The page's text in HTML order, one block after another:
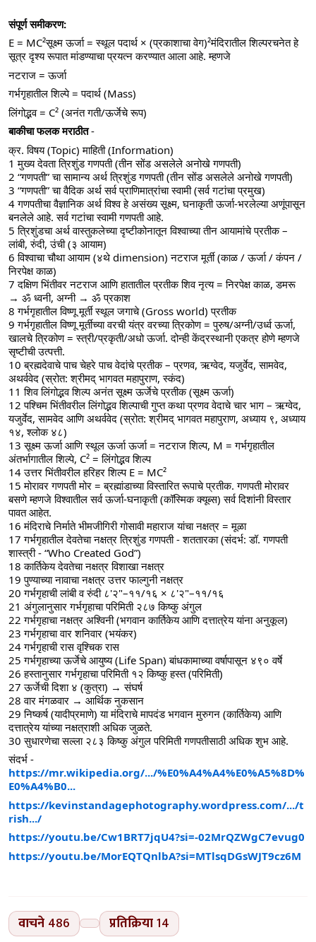
संपूर्ण समीकरण:
E = MC²सूक्ष्म ऊर्जा = स्थूल पदार्थ × (प्रकाशाचा वेग)²मंदिरातील शिल्परचनेत हे
सूत्र दृश्य रूपात मांडण्याचा प्रयत्न करण्यात आला आहे. म्हणजे
नटराज = ऊर्जा
गर्भगृहातील शिल्पे = पदार्थ (Mass)
लिंगोद्भव = C² (अनंत गती/ऊर्जेचे रूप)
बाकीचा फलक मराठीत -
क्र. विषय (Topic) माहिती (Information)
1 मुख्य देवता त्रिशुंड गणपती (तीन सोंड असलेले अनोखे गणपती)
2 “गणपती” चा सामान्य अर्थ त्रिशुंड गणपती (तीन सोंड असलेले अनोखे गणपती)
3 “गणपती” चा वैदिक अर्थ सर्व प्राणिमात्रांचा स्वामी (सर्व गटांचा प्रमुख)
4 गणपतीचा वैज्ञानिक अर्थ विश्व हे असंख्य सूक्ष्म, घनाकृती ऊर्जा-भरलेल्या अणूंपासून
बनलेले आहे. सर्व गटांचा स्वामी गणपती आहे.
5 त्रिशुंडचा अर्थ वास्तुकलेच्या दृष्टीकोनातून विश्वाच्या तीन आयामांचे प्रतीक –
लांबी, रुंदी, उंची (३ आयाम)
6 विश्वाचा चौथा आयाम (४थे dimension) नटराज मूर्ती (काळ / ऊर्जा / कंपन /
निरपेक्ष काळ)
7 दक्षिण भिंतीवर नटराज आणि हातातील प्रतीक शिव नृत्य = निरपेक्ष काळ, डमरू
→ ॐ ध्वनी, अग्नी → ॐ प्रकाश
8 गर्भगृहातील विष्णू मूर्ती स्थूल जगाचे (Gross world) प्रतीक
9 गर्भगृहातील विष्णू मूर्तीच्या वरची यंत्र वरच्या त्रिकोण = पुरुष/अग्नी/उर्ध्व ऊर्जा,
खालचे त्रिकोण = स्त्री/प्रकृती/अधो ऊर्जा. दोन्ही केंद्रस्थानी एकत्र होणे म्हणजे
सृष्टीची उत्पत्ती.
10 ब्रह्मदेवाचे पाच चेहरे पाच वेदांचे प्रतीक – प्रणव, ऋग्वेद, यजुर्वेद, सामवेद,
अथर्ववेद (स्रोत: श्रीमद् भागवत महापुराण, स्कंद)
11 शिव लिंगोद्भव शिल्प अनंत सूक्ष्म ऊर्जेचे प्रतीक (सूक्ष्म ऊर्जा)
12 पश्चिम भिंतीवरील लिंगोद्भव शिल्पाची गुप्त कथा प्रणव वेदाचे चार भाग – ऋग्वेद,
यजुर्वेद, सामवेद आणि अथर्ववेद (स्रोत: श्रीमद् भागवत महापुराण, अध्याय ९, अध्याय
१४, श्लोक ४८)
13 सूक्ष्म ऊर्जा आणि स्थूल ऊर्जा ऊर्जा = नटराज शिल्प, M = गर्भगृहातील
अंतर्भागातील शिल्पे, C² = लिंगोद्भव शिल्प
14 उत्तर भिंतीवरील हरिहर शिल्प E = MC²
15 मोरावर गणपती मोर = ब्रह्मांडाच्या विस्तारित रूपाचे प्रतीक. गणपती मोरावर
बसणे म्हणजे विश्वातील सर्व ऊर्जा-घनाकृती (कॉस्मिक क्यूब्स) सर्व दिशांनी विस्तार
पावत आहेत.
16 मंदिराचे निर्माते भीमजीगिरी गोसावी महाराज यांचा नक्षत्र = मूळा
17 गर्भगृहातील देवतेचा नक्षत्र त्रिशुंड गणपती - शततारका (संदर्भ: डॉ. गणपती
शास्त्री - “Who Created God”)
18 कार्तिकेय देवतेचा नक्षत्र विशाखा नक्षत्र
19 पुण्याच्या नावाचा नक्षत्र उत्तर फाल्गुनी नक्षत्र
20 गर्भगृहाची लांबी व रुंदी ८'२"–११/१६ × ८'२"–११/१६
21 अंगुलानुसार गर्भगृहाचा परिमिती २८७ किष्कु अंगुल
22 गर्भगृहाचा नक्षत्र अश्विनी (भगवान कार्तिकेय आणि दत्तात्रेय यांना अनुकूल)
23 गर्भगृहाचा वार शनिवार (भयंकर)
24 गर्भगृहाची रास वृश्चिक रास
25 गर्भगृहाच्या ऊर्जेचे आयुष्य (Life Span) बांधकामाच्या वर्षापासून ४९० वर्षे
26 हस्तानुसार गर्भगृहाचा परिमिती १२ किष्कु हस्त (परिमिती)
27 ऊर्जेची दिशा ४ (कुत्रा) → संघर्ष
28 वार मंगळवार → आर्थिक नुकसान
29 निष्कर्ष (यादीप्रमाणे) या मंदिराचे मापदंड भगवान मुरुगन (कार्तिकेय) आणि
दत्तात्रेय यांच्या नक्षत्राशी अधिक जुळते.
30 सुधारणेचा सल्ला २८३ किष्कु अंगुल परिमिती गणपतीसाठी अधिक शुभ आहे.
संदर्भ -
https://mr.wikipedia.org/.../%E0%A4%A4%E0%A5%8D%
E0%A4%B0...
https://kevinstandagephotography.wordpress.com/.../t
rish.../
https://youtu.be/Cw1BRT7jqU4?si=-02MrQZWgC7evug0
https://youtu.be/MorEQTQnlbA?si=MTlsqDGsWJT9cz6M
वाचने 486 प्रतिक्रिया14